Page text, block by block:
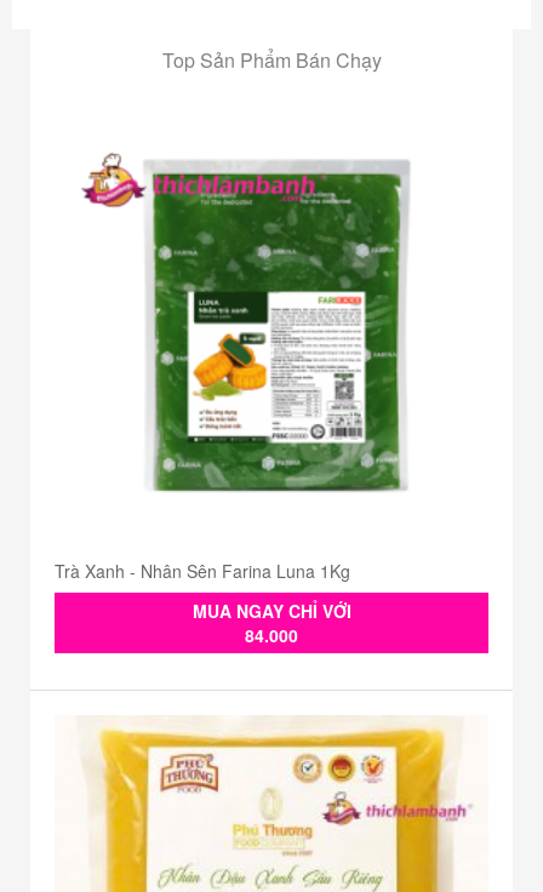
Top Sản Phẩm Bán Chạy
Trà Xanh - Nhân Sên Farina Luna 1Kg
MUA NGAY CHỈ VỚI
84.000